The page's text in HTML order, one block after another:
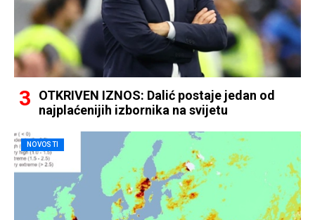
OTKRIVEN IZNOS: Dalić postaje jedan od
najplaćenijih izbornika na svijetu
NOVOSTI